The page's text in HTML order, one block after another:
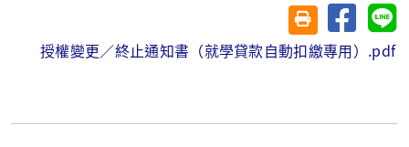
友善列印(另開視
分享至
授權變更／終止通知書（就學貸款自動扣繳專用）.pdf